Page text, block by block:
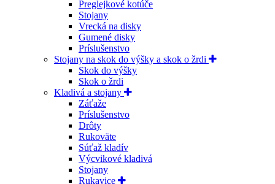
Preglejkové kotúče
Stojany
Vrecká na disky
Gumené disky
Príslušenstvo
Stojany na skok do výšky a skok o žrdi
Skok do výšky
Skok o žrdi
Kladivá a stojany
Záťaže
Príslušenstvo
Drôty
Rukoväte
Súťaž kladív
Výcvikové kladivá
Stojany
Rukavice